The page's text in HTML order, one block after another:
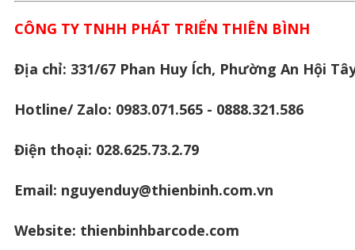
CÔNG TY TNHH PHÁT TRIỂN THIÊN BÌNH
Địa chỉ: 331/67 Phan Huy Ích, Phường An Hội
Hotline/ Zalo: 0983.071.565 - 0888.321.586
Điện thoại: 028.625.73.2.79
Email: nguyenduy@thienbinh.com.vn
Website: thienbinhbarcode.com